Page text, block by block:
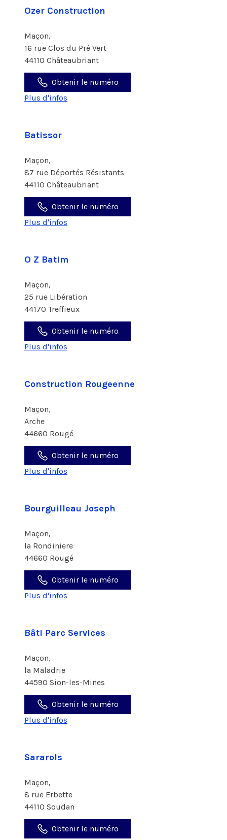
Ozer Construction
Maçon,
16 rue Clos du Pré Vert
44110 Châteaubriant
Obtenir le numéro
Plus d'infos
Batissor
Maçon,
87 rue Déportés Résistants
44110 Châteaubriant
Obtenir le numéro
Plus d'infos
O Z Batim
Maçon,
25 rue Libération
44170 Treffieux
Obtenir le numéro
Plus d'infos
Construction Rougeenne
Maçon,
Arche
44660 Rougé
Obtenir le numéro
Plus d'infos
Bourguilleau Joseph
Maçon,
la Rondiniere
44660 Rougé
Obtenir le numéro
Plus d'infos
Bâti Parc Services
Maçon,
la Maladrie
44590 Sion-les-Mines
Obtenir le numéro
Plus d'infos
Sararols
Maçon,
8 rue Erbette
44110 Soudan
Obtenir le numéro